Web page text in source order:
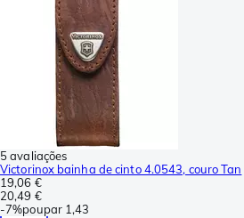
5 avaliações
Victorinox bainha de cinto 4.0543, couro Tan
19,06 €
20,49 €
-7%poupar 1,43